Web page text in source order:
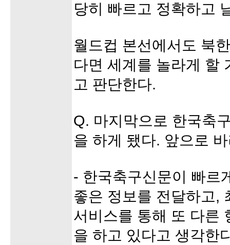
당히 빠르고 정확하고
월드컵 본선에서도 북
다면 세계를 놀라게 할
고 판단한다.
Q. 마지막으로 한국축
을 하게 됐다. 앞으로
- 한국축구신문이 빠르
좋은 정보를 전달하고,
서비스를 통해 또 다른
을 하고 있다고 생각한